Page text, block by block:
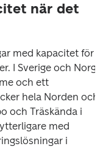
när det
med kapacitet för
I Sverige och
och ett
hela Norden och
och Träskända i
med
i